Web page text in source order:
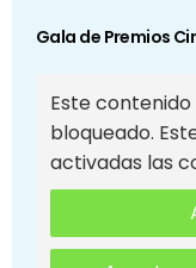
Gala de Premios
Este contenido
bloqueado.
activadas las